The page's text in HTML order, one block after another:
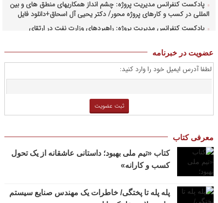
پادکست کنفرانس مدیریت پروژه: چشم انداز همکاریهای منطق های و بین
المللی در کسب و کارهای پروژه محور/ دکتر یحیی آل اسحاق+دانلود فایل
پادکست کنفرانس مدیریت پروژه: راهبردهای وزارت نفت در ارتقای
پادکست کنفرانس مدیریت پروژه: حکمرانی در کسب و کارهای پروژه
محور/ دکتر محمد صبحیه+دانلود فایل
پادکست کنفرانس مدیریت: کاربرد نظریه قراردادها در تدوین سیستمهای
جبران خدمات، جایزه نوبل اقتصاد/ بخش سوم/ مهندس پیمان دیانی+دانلود
فایل صوتی
پادکست کنفرانس مدیریت: کاربرد نظریه قراردادها در تدوین سیستمهای
جبران خدمات، جایزه نوبل اقتصاد/ بخش دوم / دکتر حامد قدوسی+دانلود
فایل صوتی
عضویت در خبرنامه
لطفا آدرس ایمیل خود را وارد کنید:
معرفی کتاب
کتاب «تیم ملی بهبود؛ داستانی عاشقانه از یک تحول
کسب و کارانه»
پله پله تا پختگی/ خاطرات یک مهندس صنایع سیستم